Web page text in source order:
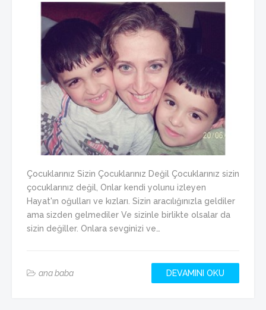
Çocuklarınız Sizin Çocuklarınız Değil Çocuklarınız sizin
çocuklarınız değil, Onlar kendi yolunu izleyen
Hayat'ın oğulları ve kızları. Sizin aracılığınızla geldiler
ama sizden gelmediler Ve sizinle birlikte olsalar da
sizin değiller. Onlara sevginizi ve…
ana baba DEVAMINI OKU